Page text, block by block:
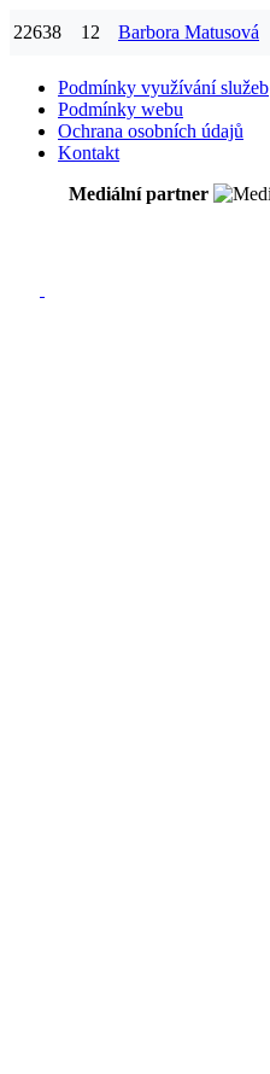
22638
12 Barbora Matusová
Podmínky využívání služeb
Podmínky webu
Ochrana osobních údajů
Kontakt
Mediální partner